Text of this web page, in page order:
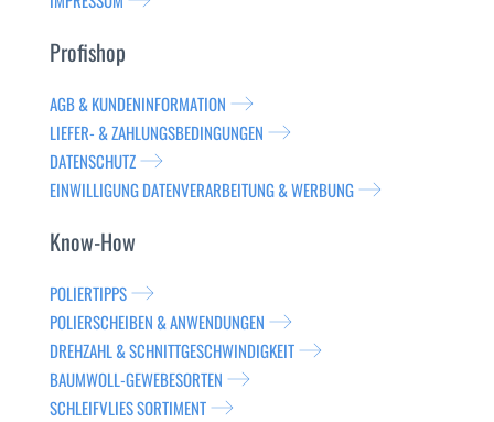
Profishop
AGB & KUNDENINFORMATION
LIEFER- & ZAHLUNGSBEDINGUNGEN
DATENSCHUTZ
EINWILLIGUNG DATENVERARBEITUNG & WERBUNG
Know-How
POLIERTIPPS
POLIERSCHEIBEN & ANWENDUNGEN
DREHZAHL & SCHNITTGESCHWINDIGKEIT
BAUMWOLL-GEWEBESORTEN
SCHLEIFVLIES SORTIMENT